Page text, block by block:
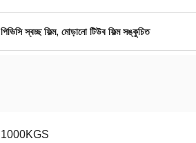
পিভিসি স্বচ্ছ ফিল্ম, মোড়ানো টিউব ফিল্ম সঙ্কুচিত
1000KGS